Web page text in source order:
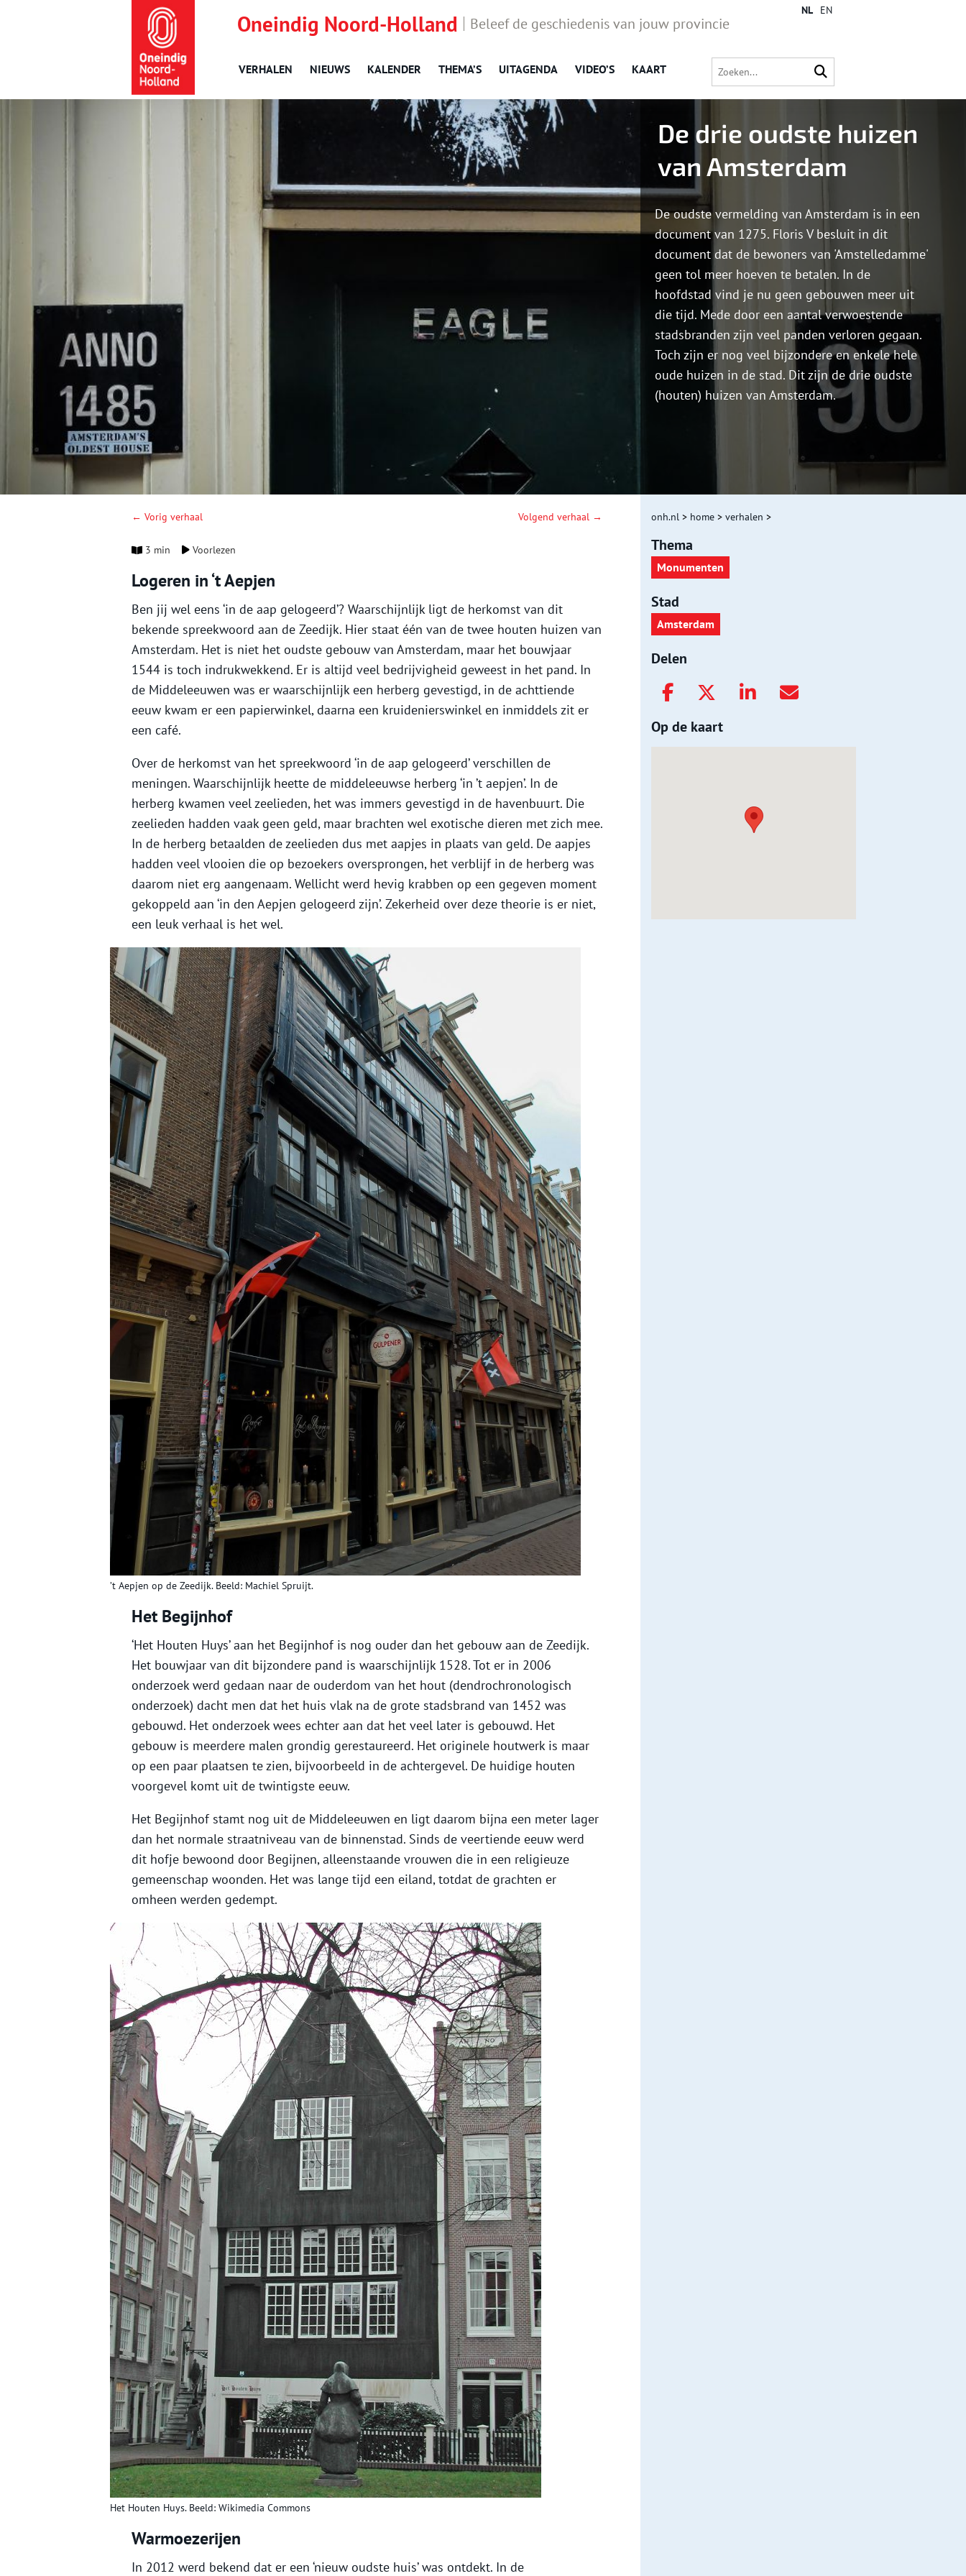
Oneindig Noord-Holland Beleef de geschiedenis van jouw provincie
VERHALEN NIEUWS KALENDER THEMA’S UITAGENDA VIDEO’S KAART
NL EN
De drie oudste huizen
van Amsterdam
De oudste vermelding van Amsterdam is in een
document van 1275. Floris V besluit in dit
document dat de bewoners van 'Amstelledamme'
geen tol meer hoeven te betalen. In de
hoofdstad vind je nu geen gebouwen meer uit
die tijd. Mede door een aantal verwoestende
stadsbranden zijn veel panden verloren gegaan.
Toch zijn er nog veel bijzondere en enkele hele
oude huizen in de stad. Dit zijn de drie oudste
(houten) huizen van Amsterdam.
← Vorig verhaal Volgend verhaal →
3 min Voorlezen
Logeren in ‘t Aepjen
Ben jij wel eens ‘in de aap gelogeerd’? Waarschijnlijk ligt de herkomst van dit
bekende spreekwoord aan de Zeedijk. Hier staat één van de twee houten huizen van
Amsterdam. Het is niet het oudste gebouw van Amsterdam, maar het bouwjaar
1544 is toch indrukwekkend. Er is altijd veel bedrijvigheid geweest in het pand. In
de Middeleeuwen was er waarschijnlijk een herberg gevestigd, in de achttiende
eeuw kwam er een papierwinkel, daarna een kruidenierswinkel en inmiddels zit er
een café.
Over de herkomst van het spreekwoord ‘in de aap gelogeerd’ verschillen de
meningen. Waarschijnlijk heette de middeleeuwse herberg ‘in ’t aepjen’. In de
herberg kwamen veel zeelieden, het was immers gevestigd in de havenbuurt. Die
zeelieden hadden vaak geen geld, maar brachten wel exotische dieren met zich mee.
In de herberg betaalden de zeelieden dus met aapjes in plaats van geld. De aapjes
hadden veel vlooien die op bezoekers oversprongen, het verblijf in de herberg was
daarom niet erg aangenaam. Wellicht werd hevig krabben op een gegeven moment
gekoppeld aan ‘in den Aepjen gelogeerd zijn’. Zekerheid over deze theorie is er niet,
een leuk verhaal is het wel.
’t Aepjen op de Zeedijk. Beeld: Machiel Spruijt.
Het Begijnhof
‘Het Houten Huys’ aan het Begijnhof is nog ouder dan het gebouw aan de Zeedijk.
Het bouwjaar van dit bijzondere pand is waarschijnlijk 1528. Tot er in 2006
onderzoek werd gedaan naar de ouderdom van het hout (dendrochronologisch
onderzoek) dacht men dat het huis vlak na de grote stadsbrand van 1452 was
gebouwd. Het onderzoek wees echter aan dat het veel later is gebouwd. Het
gebouw is meerdere malen grondig gerestaureerd. Het originele houtwerk is maar
op een paar plaatsen te zien, bijvoorbeeld in de achtergevel. De huidige houten
voorgevel komt uit de twintigste eeuw.
Het Begijnhof stamt nog uit de Middeleeuwen en ligt daarom bijna een meter lager
dan het normale straatniveau van de binnenstad. Sinds de veertiende eeuw werd
dit hofje bewoond door Begijnen, alleenstaande vrouwen die in een religieuze
gemeenschap woonden. Het was lange tijd een eiland, totdat de grachten er
omheen werden gedempt.
Het Houten Huys. Beeld: Wikimedia Commons
Warmoezerijen
In 2012 werd bekend dat er een ‘nieuw oudste huis’ was ontdekt. In de
onh.nl > home > verhalen >
Thema
Monumenten
Stad
Amsterdam
Delen
Op de kaart